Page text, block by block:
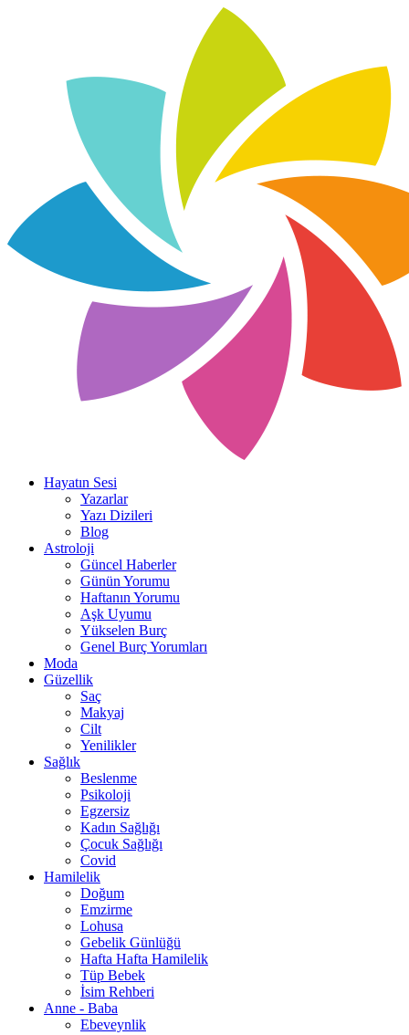
Hayatın Sesi
Yazarlar
Yazı Dizileri
Blog
Astroloji
Güncel Haberler
Günün Yorumu
Haftanın Yorumu
Aşk Uyumu
Yükselen Burç
Genel Burç Yorumları
Moda
Güzellik
Saç
Makyaj
Cilt
Yenilikler
Sağlık
Beslenme
Psikoloji
Egzersiz
Kadın Sağlığı
Çocuk Sağlığı
Covid
Hamilelik
Doğum
Emzirme
Lohusa
Gebelik Günlüğü
Hafta Hafta Hamilelik
Tüp Bebek
İsim Rehberi
Anne - Baba
Ebeveynlik